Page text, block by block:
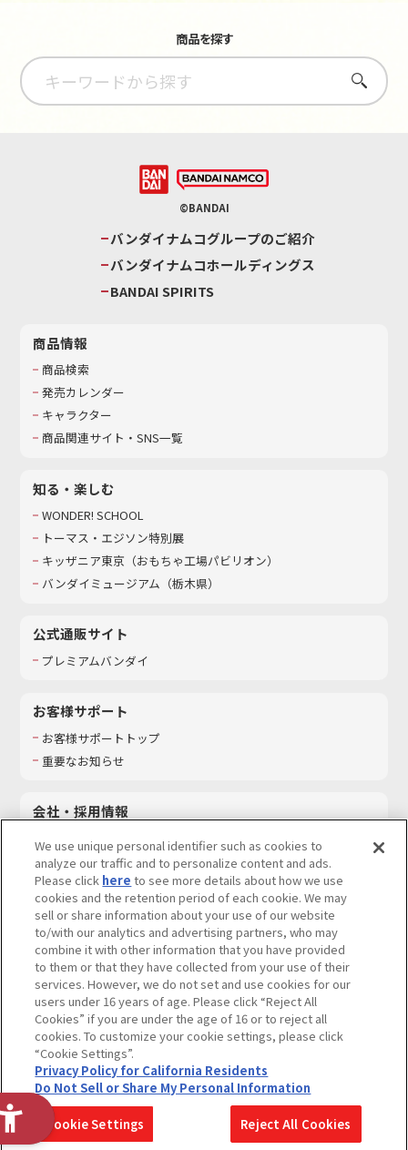
商品を探す
さがす
©BANDAI
バンダイナムコグループのご紹介
バンダイナムコホールディングス
BANDAI SPIRITS
商品情報
商品検索
発売カレンダー
キャラクター
商品関連サイト・SNS一覧
知る・楽しむ
WONDER! SCHOOL
トーマス・エジソン特別展
キッザニア東京（おもちゃ工場パビリオン）​
バンダイミュージアム（栃木県）
公式通販サイト
プレミアムバンダイ
お客様サポート
お客様サポートトップ
重要なお知らせ
会社・採用情報
採用情報
サステナビリティ
お問い合わせ
ウェブサイトご利用条件 ソーシャルメディアポリシー
個人情報及び特定個人情報等の取り扱いに関する保護方針
Do Not Sell or Share My Personal Information著作権・商標について
カスタマーハラスメントに対する基本的な対応方針
コピーライト一覧を表示する
We use unique personal identifier such as cookies to
analyze our traffic and to personalize content and ads.
Please click here to see more details about how we use
cookies and the retention period of each cookie. We may
sell or share information about your use of our website
to/with our analytics and advertising partners, who may
combine it with other information that you have provided
to them or that they have collected from your use of their
services. However, we do not set and use cookies for our
users under 16 years of age. Please click “Reject All
Cookies” if you are under the age of 16 or to reject all
cookies. To customize your cookie settings, please click
“Cookie Settings”.
Privacy Policy for California Residents
Do Not Sell or Share My Personal Information
Cookie Settings Reject All Cookies